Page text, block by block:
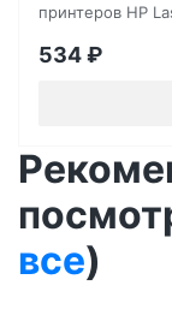
принтеров HP
534₽
все)